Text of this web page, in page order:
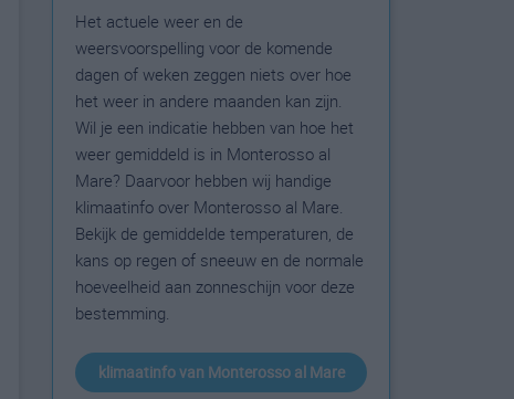
Het actuele weer en de
weersvoorspelling voor de komende
dagen of weken zeggen niets over hoe
het weer in andere maanden kan zijn.
Wil je een indicatie hebben van hoe het
weer gemiddeld is in Monterosso al
Mare? Daarvoor hebben wij handige
klimaatinfo over Monterosso al Mare.
Bekijk de gemiddelde temperaturen, de
kans op regen of sneeuw en de normale
hoeveelheid aan zonneschijn voor deze
bestemming.
klimaatinfo van Monterosso al Mare